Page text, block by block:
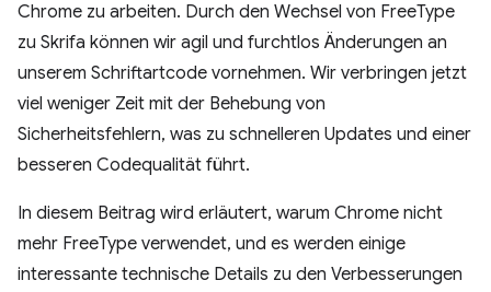
Chrome zu arbeiten. Durch den Wechsel von FreeType
zu Skrifa können wir agil und furchtlos Änderungen an
unserem Schriftartcode vornehmen. Wir verbringen jetzt
viel weniger Zeit mit der Behebung von
Sicherheitsfehlern, was zu schnelleren Updates und einer
besseren Codequalität führt.
In diesem Beitrag wird erläutert, warum Chrome nicht
mehr FreeType verwendet, und es werden einige
interessante technische Details zu den Verbesserungen